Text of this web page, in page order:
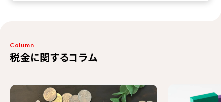
Column
税金に関するコラム